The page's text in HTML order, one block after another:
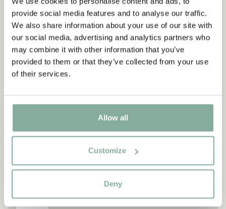
provide social media features and to analyse our traffic.
We also share information about your use of our site with
our social media, advertising and analytics partners who
may combine it with other information that you’ve
provided to them or that they’ve collected from your use
of their services.
Allow all
Customize
Deny
Plakat mit einem Zitat von Astrid Lindgren: "Det står väl inte i
Mose lag att gamla kärringar inte får klättra i träd.".
Sicherlich steht es nicht im Gesetz des Mose, dass alten Frauen
das Klettern auf Bäume verboten ist!"
Das passt dazu
ASTRID LINDGREN